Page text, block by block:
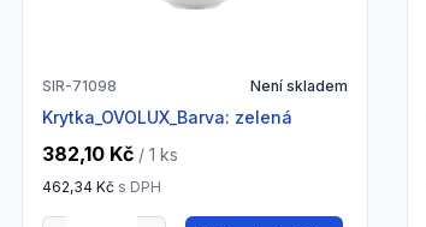
SIR-71098 Není skladem
Krytka_OVOLUX_Barva: zelená
382,10 Kč / 1 ks
462,34 Kč s DPH